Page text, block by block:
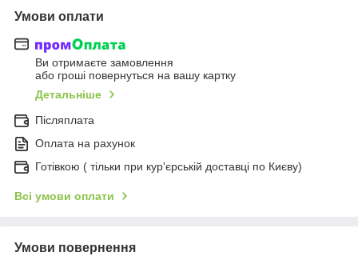
Умови оплати
Ви отримаєте замовлення
або гроші повернуться на вашу картку
Детальніше
Післяплата
Оплата на рахунок
Готівкою ( тільки при кур'єрській доставці по Києву)
Всі умови оплати
Умови повернення